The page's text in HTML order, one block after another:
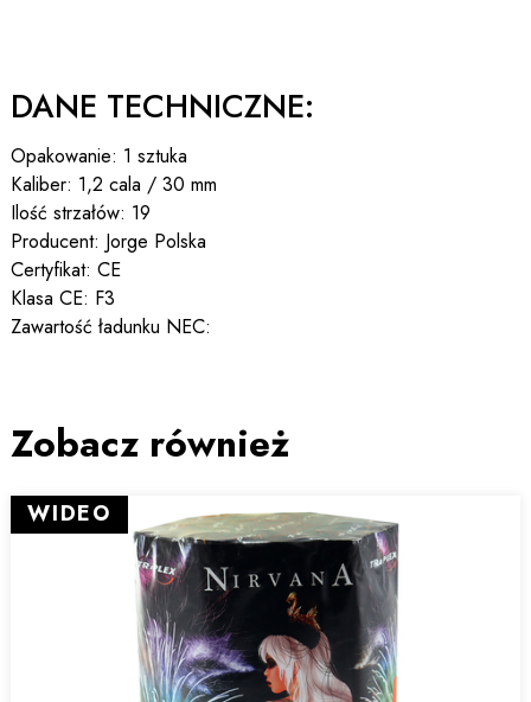
DANE TECHNICZNE:
Opakowanie: 1 sztuka
Kaliber: 1,2 cala / 30 mm
Ilość strzałów: 19
Producent: Jorge Polska
Certyfikat: CE
Klasa CE: F3
Zawartość ładunku NEC:
Zobacz również
WIDEO